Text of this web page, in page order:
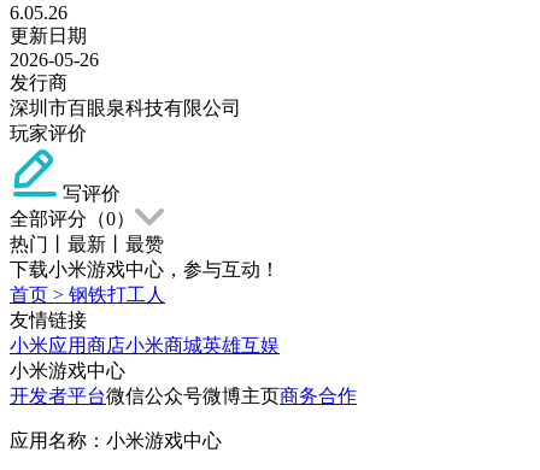
6.05.26
更新日期
2026-05-26
发行商
深圳市百眼泉科技有限公司
玩家评价
写评价
全部评分（0）
热门
最新
最赞
下载小米游戏中心，参与互动！
首页 > 钢铁打工人
友情链接
小米应用商店小米商城英雄互娱
小米游戏中心
开发者平台微信公众号微博主页商务合作
应用名称：小米游戏中心